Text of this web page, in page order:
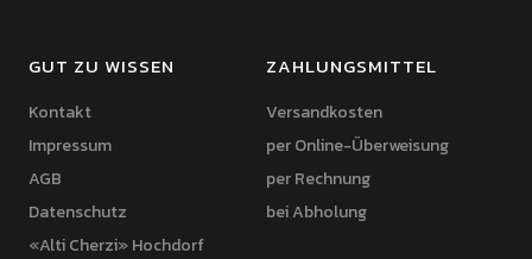
GUT ZU WISSEN
Kontakt
Impressum
AGB
Datenschutz
«Alti Cherzi» Hochdorf
ZAHLUNGSMITTEL
Versandkosten
per Online-Überweisung
per Rechnung
bei Abholung